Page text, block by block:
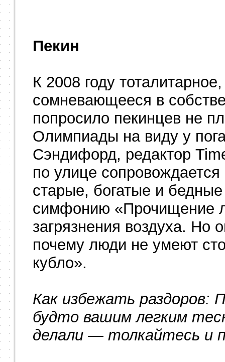
Пекин
К 2008 году
сомневающееся в
попросило пекинцев не
Олимпиады на виду у
Сэндифорд, редактор
по улице
старые, богатые и
симфонию «Прочищение
загрязнения воздуха. Но
почему люди не умеют
кубло».
Как избежать раздоров:
будто вашим легким
делали — толкайтесь и